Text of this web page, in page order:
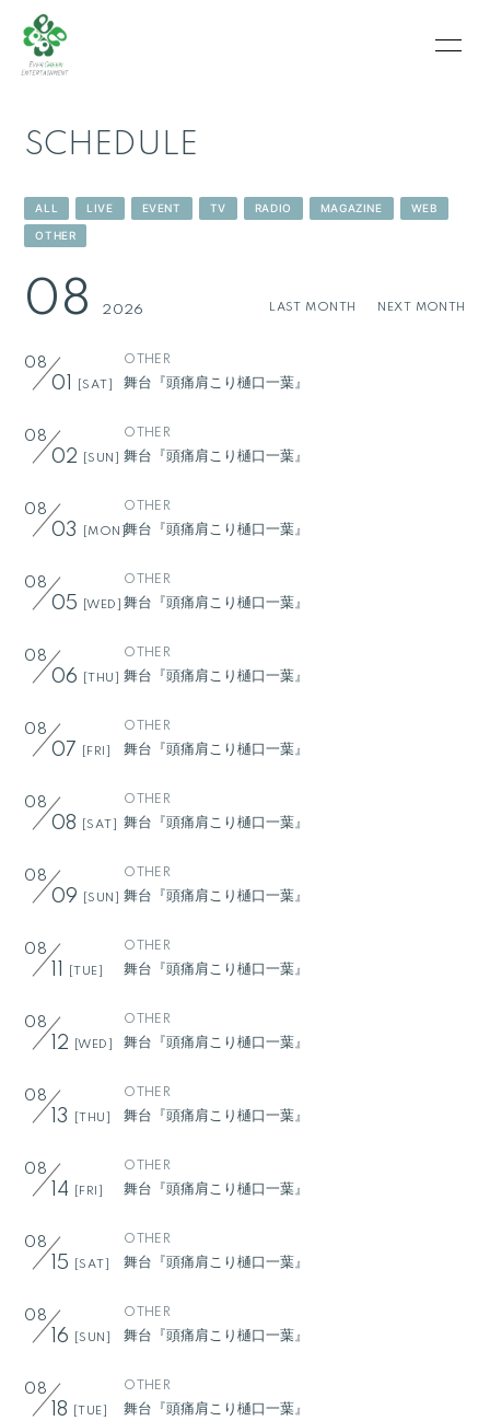
SCHEDULE
VIDEO PHOTO
SCHEDULE
ALL LIVE EVENT TV RADIO MAGAZINE WEB
OTHER
08 2026 LAST MONTH NEXT MONTH
08
01 [SAT]
OTHER
舞台『頭痛肩こり樋口一葉』
08
02 [SUN]
OTHER
舞台『頭痛肩こり樋口一葉』
08
03 [MON]
OTHER
舞台『頭痛肩こり樋口一葉』
08
05 [WED]
OTHER
舞台『頭痛肩こり樋口一葉』
08
06 [THU]
OTHER
舞台『頭痛肩こり樋口一葉』
08
07 [FRI]
OTHER
舞台『頭痛肩こり樋口一葉』
08
08 [SAT]
OTHER
舞台『頭痛肩こり樋口一葉』
08
09 [SUN]
OTHER
舞台『頭痛肩こり樋口一葉』
08
[TUE]
OTHER
舞台『頭痛肩こり樋口一葉』
08
12 [WED]
OTHER
舞台『頭痛肩こり樋口一葉』
08
13 [THU]
OTHER
舞台『頭痛肩こり樋口一葉』
08
14 [FRI]
OTHER
舞台『頭痛肩こり樋口一葉』
08
15 [SAT]
OTHER
舞台『頭痛肩こり樋口一葉』
08
16 [SUN]
OTHER
舞台『頭痛肩こり樋口一葉』
08
18 [TUE]
OTHER
舞台『頭痛肩こり樋口一葉』